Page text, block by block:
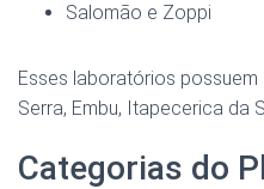
Salomão e Zoppi
Esses laboratórios
Serra, Embu, Itapecerica da
Categorias do